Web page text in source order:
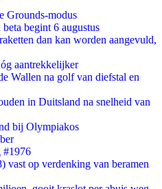
Grounds-modus
begint 6 augustus
dan kan worden aangevuld,
aantrekkelijker
Wallen na golf van diefstal en
in Duitsland na snelheid van
bij Olympiakos
#1976
vast op verdenking van beramen